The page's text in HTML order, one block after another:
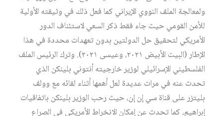
ولمعالجة الملف النووي الإيراني كما فعل ذلك في وثيقته الأولية
للأمن القومي حيث جاء فقط ذكر السعي لاستئناف الدور
الأمريكي لتحقيق حل الدولتين بدون تعهدات محددة في هذا
الإطار (البيت الأبيض ٢٠٢١، وعيسى ٢٠٢١). وترك الرئيس الملف
الفلسطيني الإسرائيلي لوزير خارجيته أنتوني بلينكن الذي
تحدث عنه في مرات عديدة لعل أهمها أثناء لقائه مع وولف
بليتزر على قناة سي إن إن، حيث رحب الوزير بلينكن باتفاقيات
إبراهيم، كما تحدث عن إمكان الانخراط الأمريكي في الصراع